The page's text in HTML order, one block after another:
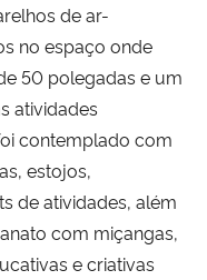
de ar-
no espaço onde
50 polegadas e um
atividades
contemplado com
estojos,
de atividades, além
com miçangas,
e criativas